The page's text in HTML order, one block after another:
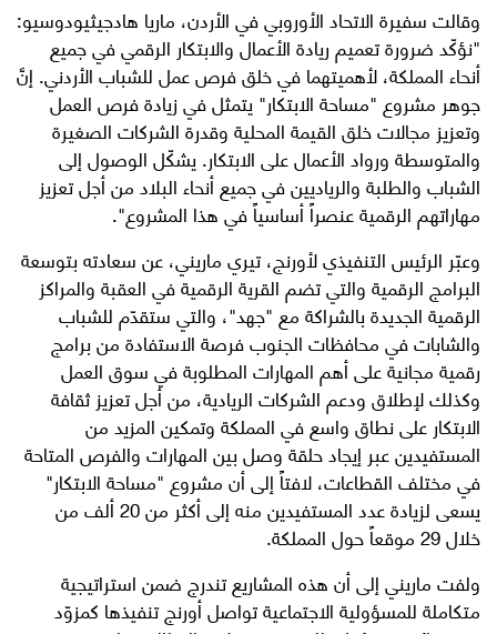
وقالت سفيرة الاتحاد الأوروبي في الأردن، ماريا هادجيثيودوسيو:
"نؤكّد ضرورة تعميم ريادة الأعمال والابتكار الرقمي في جميع
أنحاء المملكة، لأهميتهما في خلق فرص عمل للشباب الأردني. إنَّ
جوهر مشروع "مساحة الابتكار" يتمثل في زيادة فرص العمل
وتعزيز مجالات خلق القيمة المحلية وقدرة الشركات الصغيرة
والمتوسطة ورواد الأعمال على الابتكار. يشكّل الوصول إلى
الشباب والطلبة والرياديين في جميع أنحاء البلاد من أجل تعزيز
مهاراتهم الرقمية عنصراً أساسياً في هذا المشروع".
وعبّر الرئيس التنفيذي لأورنج، تيري ماريني، عن سعادته بتوسعة
البرامج الرقمية والتي تضم القرية الرقمية في العقبة والمراكز
الرقمية الجديدة بالشراكة مع "جهد"، والتي ستقدّم للشباب
والشابات في محافظات الجنوب فرصة الاستفادة من برامج
رقمية مجانية على أهم المهارات المطلوبة في سوق العمل
وكذلك لإطلاق ودعم الشركات الريادية، من أجل تعزيز ثقافة
الابتكار على نطاق واسع في المملكة وتمكين المزيد من
المستفيدين عبر إيجاد حلقة وصل بين المهارات والفرص المتاحة
في مختلف القطاعات، لافتاً إلى أن مشروع "مساحة الابتكار"
يسعى لزيادة عدد المستفيدين منه إلى أكثر من 20 ألف من
خلال 29 موقعاً حول المملكة.
ولفت ماريني إلى أن هذه المشاريع تندرج ضمن استراتيجية
متكاملة للمسؤولية الاجتماعية تواصل أورنج تنفيذها كمزوّد